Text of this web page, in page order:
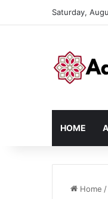
Saturday,
HOME
Home /